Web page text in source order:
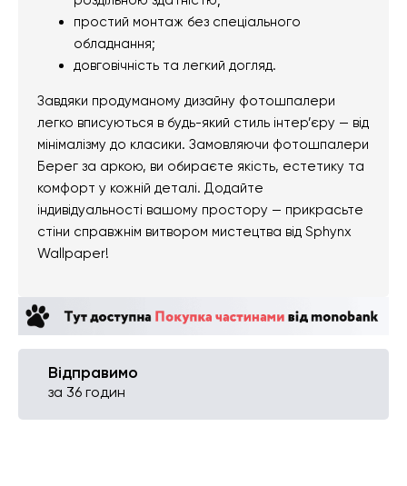
простий монтаж без спеціального
обладнання;
довговічність та легкий догляд.
Завдяки продуманому дизайну фотошпалери
легко вписуються в будь-який стиль інтер’єру — від
мінімалізму до класики. Замовляючи фотошпалери
Берег за аркою, ви обираєте якість, естетику та
комфорт у кожній деталі. Додайте
індивідуальності вашому простору — прикрасьте
стіни справжнім витвором мистецтва від Sphynx
Wallpaper!
Відправимо
за 36 годин